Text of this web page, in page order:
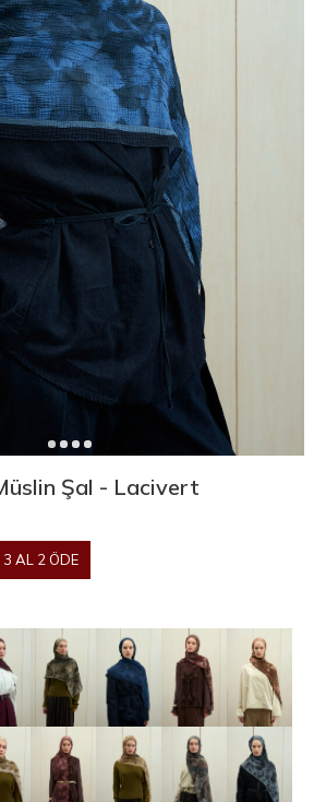
Şal - Lacivert
3 AL 2 ÖDE